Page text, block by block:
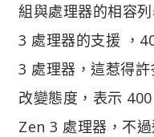
組與處理器的相容
3 處理器的支援 ，
3 處理器，這惹得
改變態度，表示
Zen 3 處理器，不